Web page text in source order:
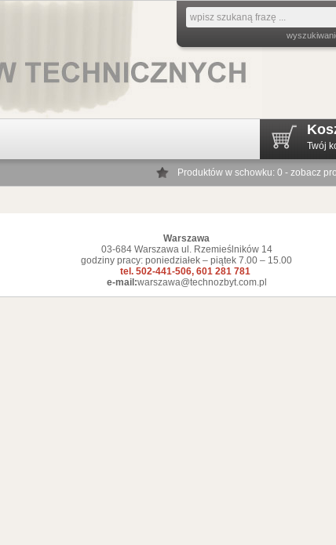
Twój
Produktów w schowku: 0 - zobacz
Warszawa
03-684 Warszawa ul. Rzemieślników 14
godziny pracy: poniedziałek – piątek 7.00 – 15.00
tel. 502-441-506, 601 281 781
e-mail:warszawa@technozbyt.com.pl